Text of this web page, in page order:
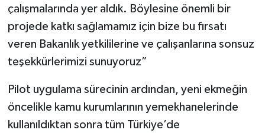
çalışmalarında yer aldık. Böylesine önemli bir
projede katkı sağlamamız için bize bu fırsatı
veren Bakanlık yetkililerine ve çalışanlarına sonsuz
teşekkürlerimizi sunuyoruz”
Pilot uygulama sürecinin ardından, yeni ekmeğin
öncelikle kamu kurumlarının yemekhanelerinde
kullanıldıktan sonra tüm Türkiye’de